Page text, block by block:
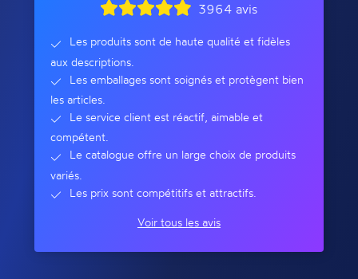
3964 avis
Les produits sont de haute qualité et fidèles
aux descriptions.
Les emballages sont soignés et protègent bien
les articles.
Le service client est réactif, aimable et
compétent.
Le catalogue offre un large choix de produits
variés.
Les prix sont compétitifs et attractifs.
Voir tous les avis